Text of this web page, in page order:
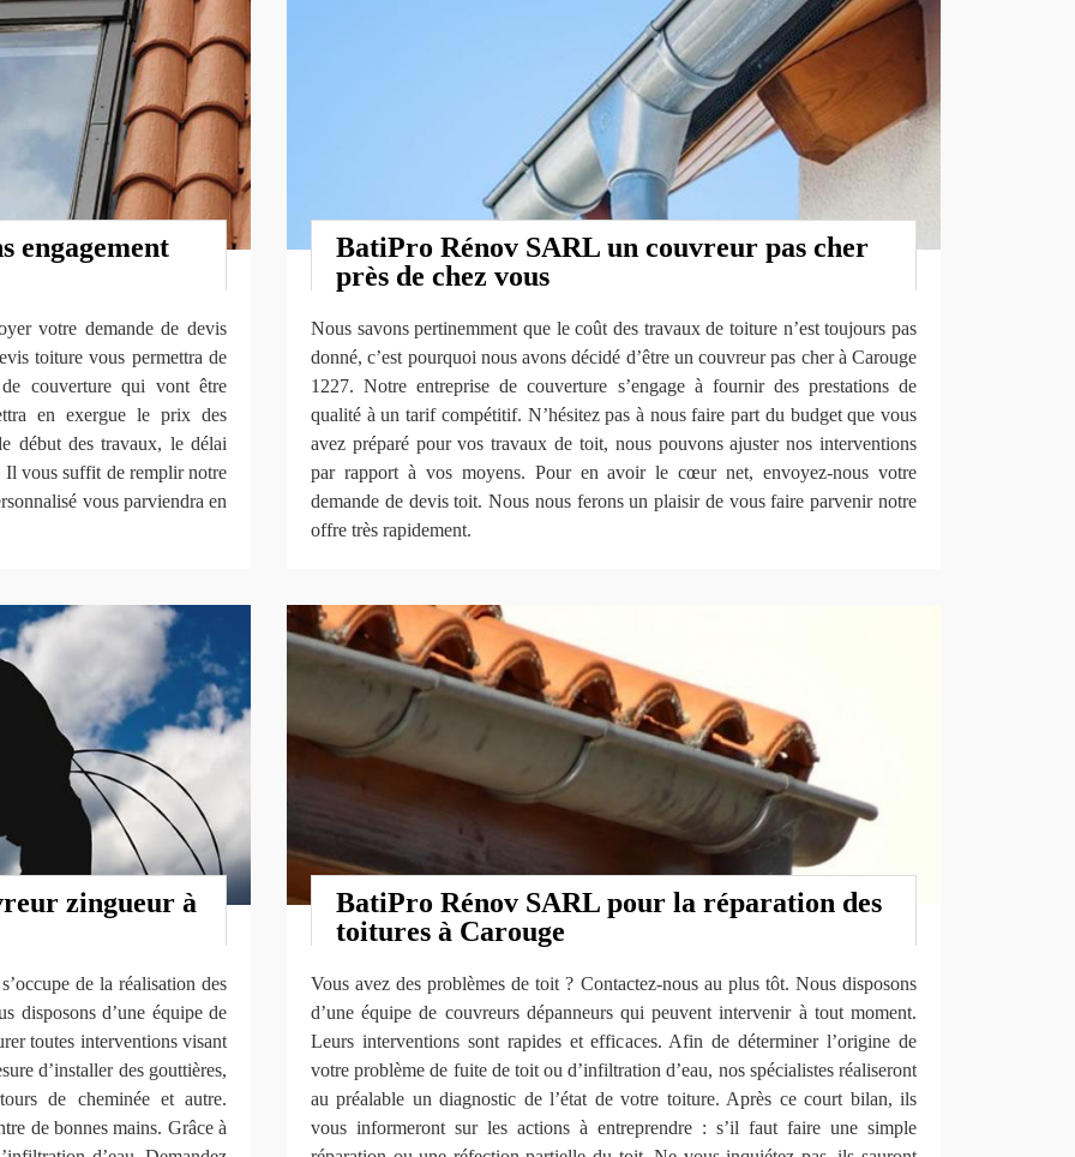
engagement
votre demande de devis
toiture vous permettra de
couverture qui vont être
en exergue le prix des
début des travaux, le délai
Il vous suffit de remplir notre
vous parviendra en
BatiPro Rénov SARL un couvreur pas cher
près de chez vous
Nous savons pertinemment que le coût des travaux de toiture n’est toujours pas
donné, c’est pourquoi nous avons décidé d’être un couvreur pas cher à Carouge
1227. Notre entreprise de couverture s’engage à fournir des prestations de
qualité à un tarif compétitif. N’hésitez pas à nous faire part du budget que vous
avez préparé pour vos travaux de toit, nous pouvons ajuster nos interventions
par rapport à vos moyens. Pour en avoir le cœur net, envoyez-nous votre
demande de devis toit. Nous nous ferons un plaisir de vous faire parvenir notre
offre très rapidement.
zingueur à
de la réalisation des
disposons d’une équipe de
toutes interventions visant
d’installer des gouttières,
de cheminée et autre.
de bonnes mains. Grâce à
BatiPro Rénov SARL pour la réparation des
toitures à Carouge
Vous avez des problèmes de toit ? Contactez-nous au plus tôt. Nous disposons
d’une équipe de couvreurs dépanneurs qui peuvent intervenir à tout moment.
Leurs interventions sont rapides et efficaces. Afin de déterminer l’origine de
votre problème de fuite de toit ou d’infiltration d’eau, nos spécialistes réaliseront
au préalable un diagnostic de l’état de votre toiture. Après ce court bilan, ils
vous informeront sur les actions à entreprendre : s’il faut faire une simple